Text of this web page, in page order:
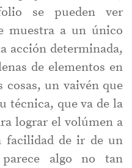
se pueden ver
muestra a un único
acción determinada,
de elementos en
cosas, un vaivén que
técnica, que va de la
lograr el volúmen a
facilidad de ir de un
algo no tan